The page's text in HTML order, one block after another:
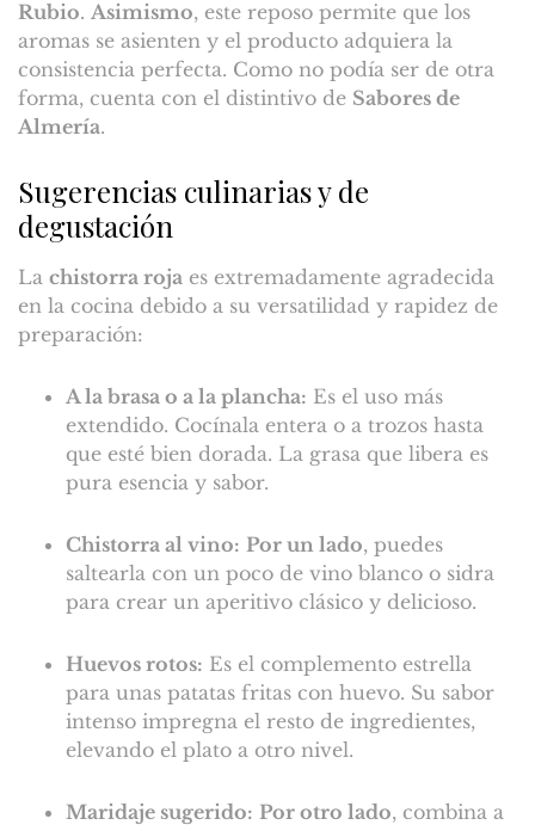
Rubio. Asimismo, este reposo permite que los
aromas se asienten y el producto adquiera la
consistencia perfecta. Como no podía ser de otra
forma, cuenta con el distintivo de Sabores de
Almería.
Sugerencias culinarias y de
degustación
La chistorra roja es extremadamente agradecida
en la cocina debido a su versatilidad y rapidez de
preparación:
A la brasa o a la plancha: Es el uso más
extendido. Cocínala entera o a trozos hasta
que esté bien dorada. La grasa que libera es
pura esencia y sabor.
Chistorra al vino: Por un lado, puedes
saltearla con un poco de vino blanco o sidra
para crear un aperitivo clásico y delicioso.
Huevos rotos: Es el complemento estrella
para unas patatas fritas con huevo. Su sabor
intenso impregna el resto de ingredientes,
elevando el plato a otro nivel.
Maridaje sugerido: Por otro lado, combina a